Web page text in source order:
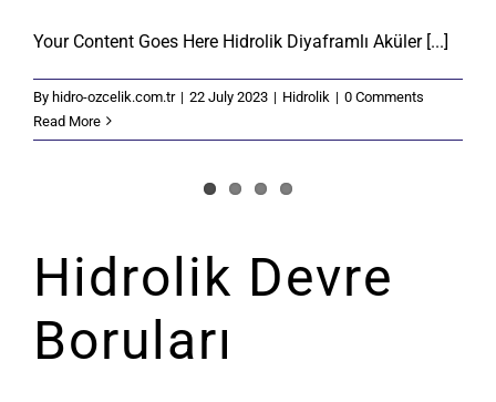
Your Content Goes Here Hidrolik Diyaframlı Aküler [...]
By hidro-ozcelik.com.tr | 22 July 2023 | Hidrolik | 0 Comments
Read More
Hidrolik Devre
Boruları